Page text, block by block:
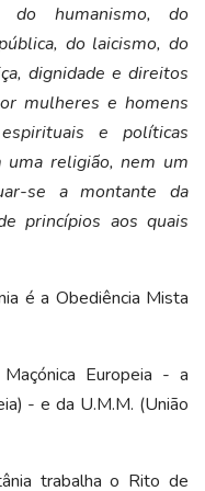
do humanismo, do
do laicismo, do
dignidade e direitos
mulheres e homens
e políticas
uma religião, nem um
se a montante da
princípios aos quais
é a Obediência Mista
Europeia - a
- e da U.M.M. (União
trabalha o Rito de